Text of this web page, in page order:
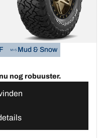
Mud & Snow
nog robuuster.